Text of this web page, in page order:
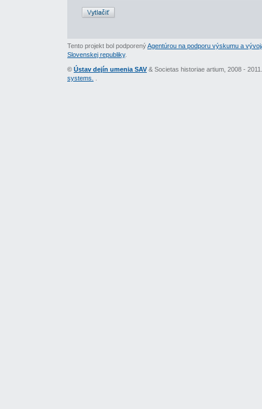
Tento projekt bol podporenýAgentúrou na podporu výskumu a
Slovenskej republiky.
© Ústav dejín umenia SAV & Societas historiae artium, 2008 -
systems.